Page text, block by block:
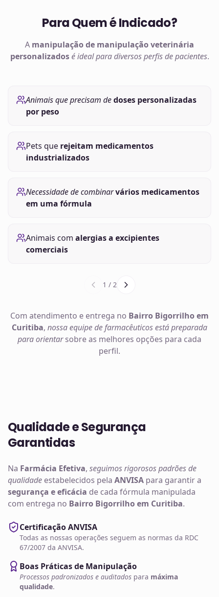
Para Quem é Indicado?
A manipulação de manipulação veterinária
personalizados é ideal para diversos perfis de pacientes.
Animais que precisam dedoses personalizadas
por peso
Pets que rejeitam medicamentos
industrializados
Necessidade de combinarvários medicamentos
em uma fórmula
Animais com alergias a excipientes
comerciais
1 / 2
Com atendimento e entrega no Bairro Bigorrilho em
Curitiba, nossa equipe de farmacêuticos está preparada
para orientarsobre as melhores opções para cada
perfil.
Qualidade e Segurança
Garantidas
Na Farmácia Efetiva, seguimos rigorosos padrões de
qualidade estabelecidos pela ANVISA para garantir a
segurança e eficácia de cada fórmula manipulada
com entrega no Bairro Bigorrilho em Curitiba.
Certificação ANVISA
Todas as nossas operações seguem as normas da RDC
67/2007 da ANVISA.
Boas Práticas de Manipulação
Processos padronizados e auditados para máxima
qualidade.